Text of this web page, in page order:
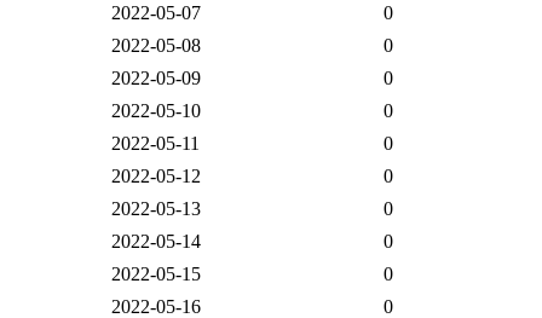
2022-05-07
0
2022-05-08
0
2022-05-09
0
2022-05-10
0
2022-05-11
0
2022-05-12
0
2022-05-13
0
2022-05-14
0
2022-05-15
0
2022-05-16
0